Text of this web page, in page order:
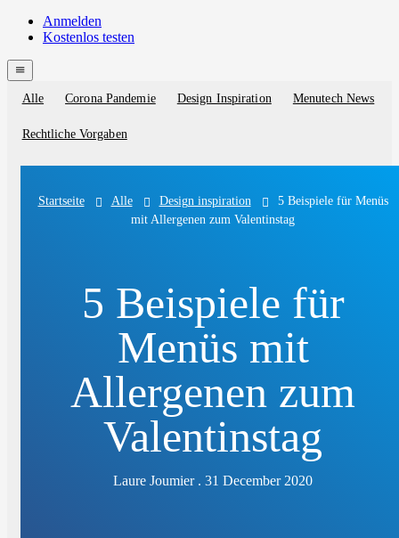
Menutech
navigation
Anmelden
Kostenlos testen
menu
Blog
categories
Alle Corona Pandemie Design Inspiration Menutech News
Rechtliche Vorgaben
Startseite Alle Design inspiration
5 Beispiele für Menüs
mit Allergenen zum Valentinstag
5 Beispiele für
Menüs mit
Allergenen zum
Valentinstag
Laure Joumier . 31 December 2020